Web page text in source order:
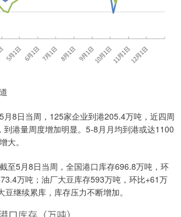
8日当周，125家企业到港205.4万吨，近四周
到港量周度增加明显。5-8月月均到港或达1100
大。
5月8日当周，全国港口库存696.8万吨，环
万吨；油厂大豆库存593万吨，环比+61万
继续累库，库存压力不断增加。